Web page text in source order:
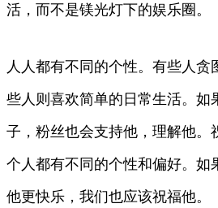
活，而不是镁光灯下的娱乐圈。
人人都有不同的个性。有些人贪
些人则喜欢简单的日常生活。如
子，粉丝也会支持他，理解他。
个人都有不同的个性和偏好。如
他更快乐，我们也应该祝福他。